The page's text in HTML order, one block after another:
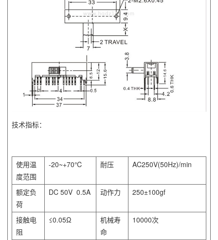
技术指标：
使用温
度范围
-20~+70℃ 耐压 AC250V(50Hz)/min
额定负
荷
DC 50V 0.5A 动作力 250±100gf
接触电
阻
≤0.05Ω
机械寿
命
10000次